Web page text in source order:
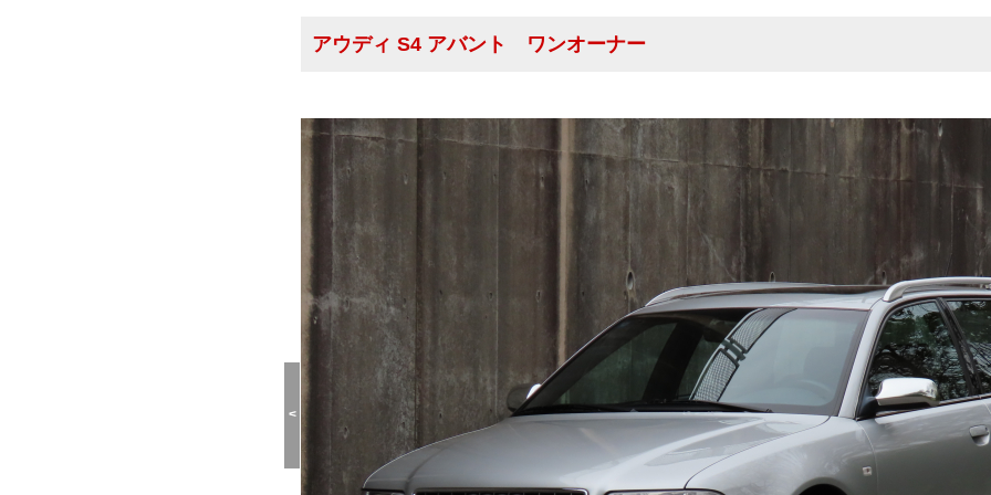
アウディ S4 アバント ワンオーナー
<